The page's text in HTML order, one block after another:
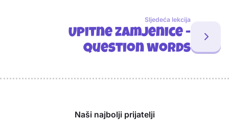
Sljedeća lekcija
Upitne zamjenice -
Question words
Naši najbolji prijatelji